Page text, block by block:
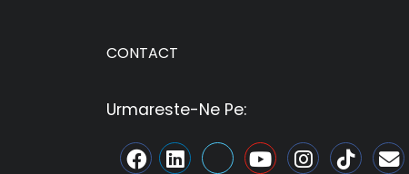
CONTACT
Urmareste-Ne Pe: